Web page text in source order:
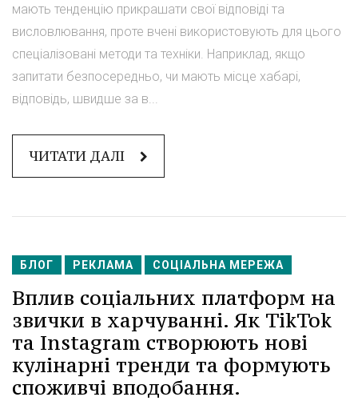
мають тенденцію прикрашати свої відповіді та
висловлювання, проте вчені використовують для цього
спеціалізовані методи та техніки. Наприклад, якщо
запитати безпосередньо, чи мають місце хабарі,
відповідь, швидше за в...
ЧИТАТИ ДАЛІ
БЛОГ РЕКЛАМА СОЦІАЛЬНА МЕРЕЖА
Вплив соціальних платформ на
звички в харчуванні. Як TikTok
та Instagram створюють нові
кулінарні тренди та формують
споживчі вподобання.